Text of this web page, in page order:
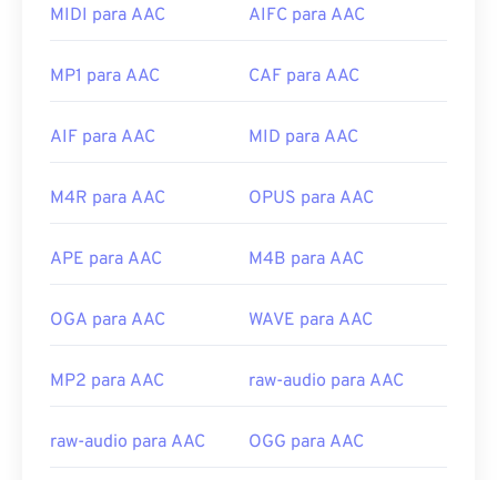
Como abrir um arquivo AAC?
para abrir arquivos AAC. Como alternativa, o AAC
são onipresentes e abrem em muitos outros
Além disso, como os arquivos AAC geralmente
eles abrem na maioria dos consoles de jogos
Desenvolvido por:
Comitê de Áudio MPEG
Lançamento inicial:
https://en.wikipedia.org/wiki/Advanced_Audio_Coding
MIDI para AAC AIFC para AAC
MP1 para AAC CAF para AAC
AIF para AAC MID para AAC
M4R para AAC OPUS para AAC
APE para AAC M4B para AAC
OGA para AAC WAVE para AAC
MP2 para AAC raw-audio para AAC
raw-audio para AAC OGG para AAC